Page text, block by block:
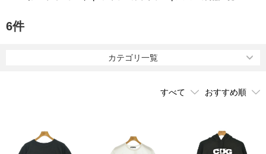
6件
カテゴリ一覧